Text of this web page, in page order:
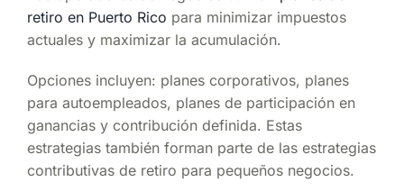
retiro en Puerto Rico para minimizar impuestos
actuales y maximizar la acumulación.
Opciones incluyen: planes corporativos, planes
para autoempleados, planes de participación en
ganancias y contribución definida. Estas
estrategias también forman parte de las estrategias
contributivas de retiro para pequeños negocios.